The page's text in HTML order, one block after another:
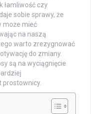
łamliwość czy
sobie sprawy, że
może mieć
na naszą
warto zrezygnować
do zmiany.
są na wyciągnięcie